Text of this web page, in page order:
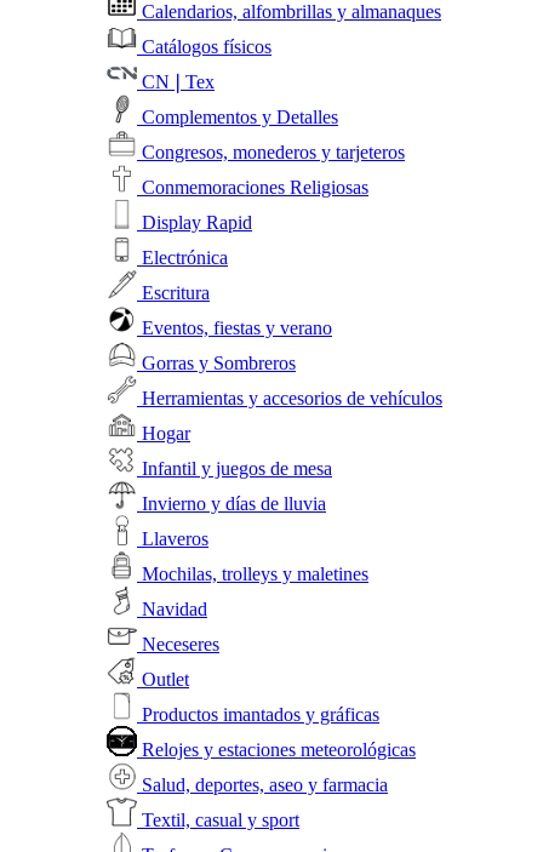
Calendarios, alfombrillas y almanaques
Catálogos físicos
CN❘Tex
Complementos y Detalles
Congresos, monederos y tarjeteros
Conmemoraciones Religiosas
Display Rapid
Electrónica
Escritura
Eventos, fiestas y verano
Gorras y Sombreros
Herramientas y accesorios de vehículos
Hogar
Infantil y juegos de mesa
Invierno y días de lluvia
Llaveros
Mochilas, trolleys y maletines
Navidad
Neceseres
Outlet
Productos imantados y gráficas
Relojes y estaciones meteorológicas
Salud, deportes, aseo y farmacia
Textil, casual y sport